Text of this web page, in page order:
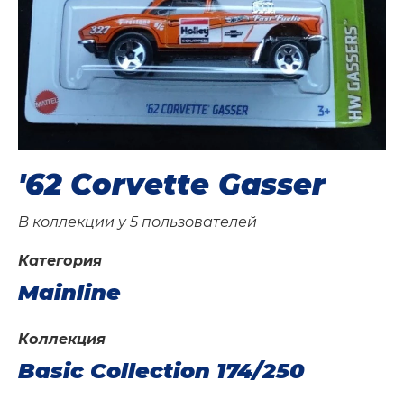
'62 Corvette Gasser
В коллекции у5 пользователей
Категория
Mainline
Коллекция
Basic Collection 174/250